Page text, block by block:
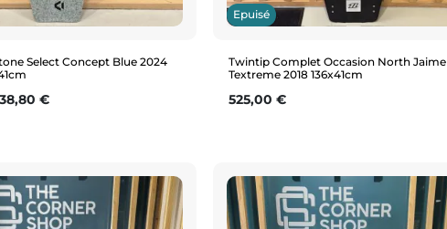
Select Concept Blue 2024
€
Epuisé
Twintip Complet Occasion North Jaime
Textreme 2018 136x41cm
Prix
525,00 €